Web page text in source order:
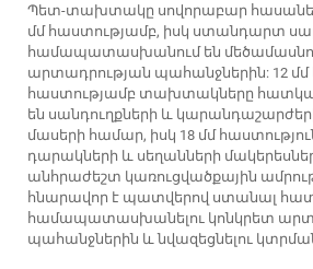
Պետ-տախտակը սովորաբար հասանելի
մմ հաստությամբ, իսկ ստանդարտ
համապատասխանում են
արտադրության պահանջներին: 12 մմ
հաստությամբ տախտակները
են սանդուղքների և
մասերի համար, իսկ 18 մմ
դարակների և սեղանների
անհրաժեշտ կառուցվածքային
հնարավոր է պատվերով ստանալ
համապատասխանելու կոնկրետ
պահանջներին և նվազեցնելու